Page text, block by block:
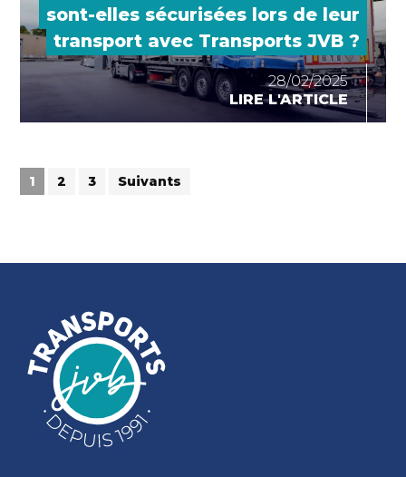
sont-elles sécurisées lors de leur
transport avec Transports JVB ?
28/02/2025
LIRE L'ARTICLE
1 2 3 Suivants